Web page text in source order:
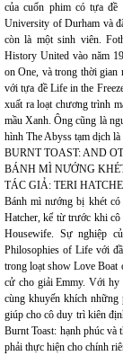
của cuốn phim có tựa
University of Durham và
còn là một sinh viên.
History United vào năm
on One, và trong thời gian
với tựa đề Life in the
xuất ra loạt chương trình
mầu Xanh. Ông cũng là
hình The Abyss tạm dịch
BURNT TOAST: AND
BÁNH MÌ NƯỚNG
TÁC GIẢ: TERI
Bánh mì nướng bị khét
Hatcher, kể từ trước khi
Housewife. Sự nghiệp
Philosophies of Life với
trong loạt show Love Boat
cử cho giải Emmy. Với hy
cùng khuyến khích
giúp cho cô duy trì kiên
Burnt Toast: hạnh phúc và
phải thực hiện cho chính